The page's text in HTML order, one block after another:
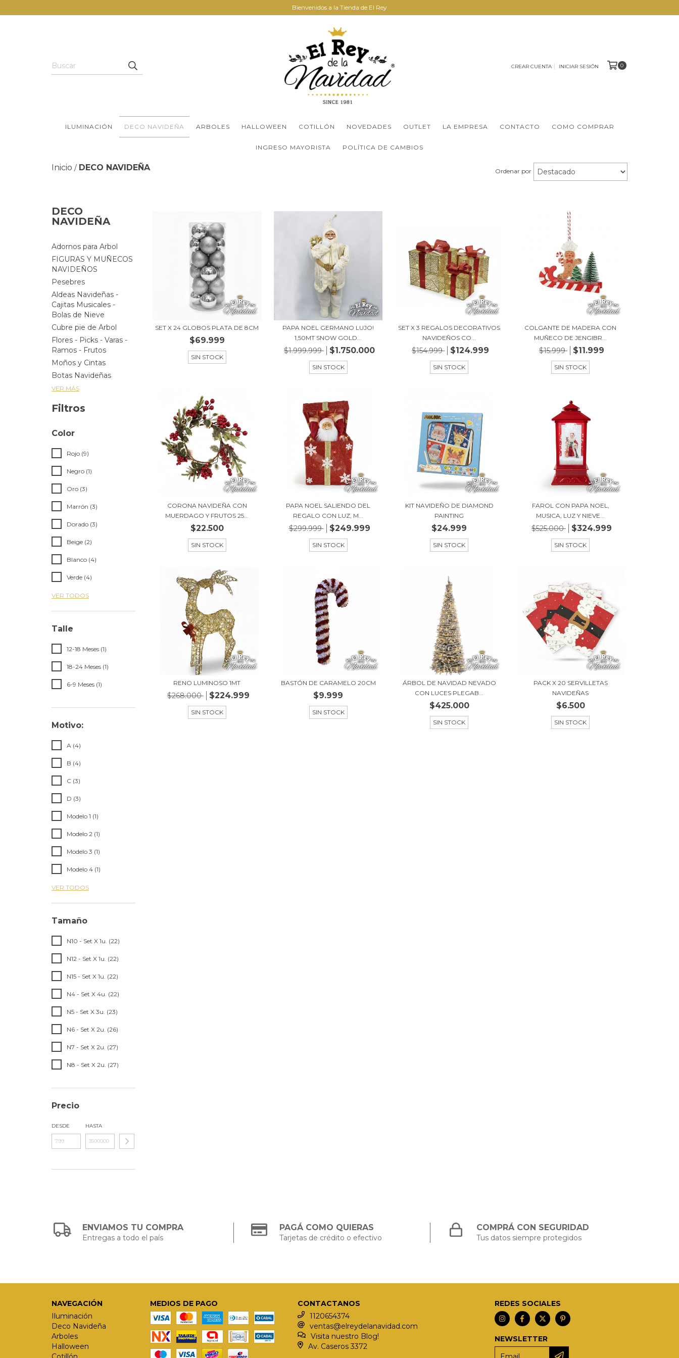
Bienvenidos a la Tienda de El Rey
CREAR CUENTA INICIAR SESIÓN 0
ILUMINACIÓN DECO NAVIDEÑA ARBOLES HALLOWEEN COTILLÓN NOVEDADES OUTLET LA EMPRESA CONTACTO COMO COMPRAR
INGRESO MAYORISTA POLÍTICA DE CAMBIOS
Inicio / DECO NAVIDEÑA Ordenar por
DECO
NAVIDEÑA
Adornos para Arbol
FIGURAS Y MUÑECOS
NAVIDEÑOS
Pesebres
Aldeas Navideñas -
Cajitas Musicales -
Bolas de Nieve
Cubre pie de Arbol
Flores - Picks - Varas -
Ramos - Frutos
Moños y Cintas
Botas Navideñas
VER MÁS
Filtros
Color
Rojo (9)
Negro (1)
Oro (3)
Marrón (3)
Dorado (3)
Beige (2)
Blanco (4)
Verde (4)
VER TODOS
Talle
12-18 Meses (1)
18-24 Meses (1)
6-9 Meses (1)
Motivo:
A (4)
B (4)
C (3)
D (3)
Modelo 1 (1)
Modelo 2 (1)
Modelo 3 (1)
Modelo 4 (1)
VER TODOS
Tamaño
N10 - Set X 1u. (22)
N12 - Set X 1u. (22)
N15 - Set X 1u. (22)
N4 - Set X 4u. (22)
N5 - Set X 3u. (23)
N6 - Set X 2u. (26)
N7 - Set X 2u. (27)
N8 - Set X 2u. (27)
Precio
DESDE HASTA
SET X 24 GLOBOS PLATA DE 8CM
$69.999
SIN STOCK
PAPA NOEL GERMANO LUJO!
1,50MT SNOW GOLD...
$1.999.999 $1.750.000
SIN STOCK
SET X 3 REGALOS DECORATIVOS
NAVIDEÑOS CO...
$154.999 $124.999
SIN STOCK
COLGANTE DE MADERA CON
MUÑECO DE JENGIBR...
$15.999 $11.999
SIN STOCK
CORONA NAVIDEÑA CON
MUERDAGO Y FRUTOS 25...
$22.500
SIN STOCK
PAPA NOEL SALIENDO DEL
REGALO CON LUZ, M...
$299.999 $249.999
SIN STOCK
KIT NAVIDEÑO DE DIAMOND
PAINTING
$24.999
SIN STOCK
FAROL CON PAPA NOEL,
MUSICA, LUZ Y NIEVE...
$525.000 $324.999
SIN STOCK
RENO LUMINOSO 1MT
$268.000 $224.999
SIN STOCK
BASTÓN DE CARAMELO 20CM
$9.999
SIN STOCK
ÁRBOL DE NAVIDAD NEVADO
CON LUCES PLEGAB...
$425.000
SIN STOCK
PACK X 20 SERVILLETAS
NAVIDEÑAS
$6.500
SIN STOCK
ENVIAMOS TU COMPRA
Entregas a todo el país
PAGÁ COMO QUIERAS
Tarjetas de crédito o efectivo
COMPRÁ CON SEGURIDAD
Tus datos siempre protegidos
NAVEGACIÓN
Iluminación
Deco Navideña
Arboles
Halloween
MEDIOS DE PAGO
CONTACTANOS
1120654374
ventas@elreydelanavidad.com
Visita nuestro Blog!
Av. Caseros 3372
REDES SOCIALES
NEWSLETTER